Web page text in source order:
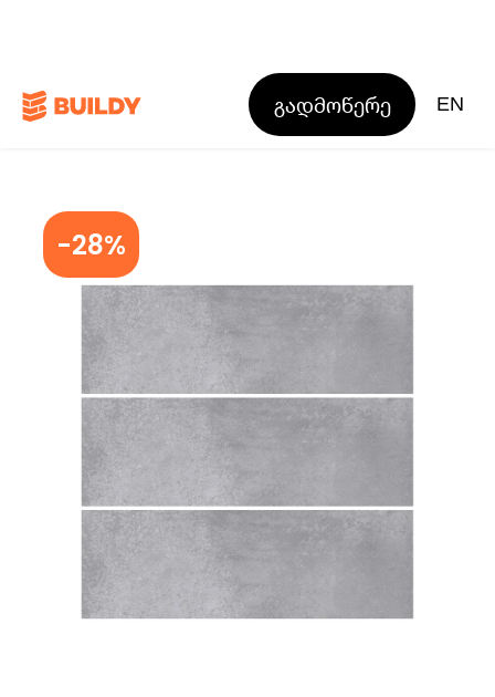
გადმოწერე EN
-28%